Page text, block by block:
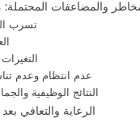
والمضاعفات
1. تسرب
3.
4. عدم انتظام وعدم
5. النتائج الوظيفية
الرعاية والتعافي